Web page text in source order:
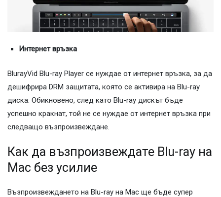
Интернет връзка
BlurayVid Blu-ray Player се нуждае от интернет връзка, за да
дешифрира DRM защитата, която се активира на Blu-ray
диска. Обикновено, след като Blu-ray дискът бъде
успешно кракнат, той не се нуждае от интернет връзка при
следващо възпроизвеждане.
Как да възпроизвеждате Blu-ray на
Mac без усилие
Възпроизвеждането на Blu-ray на Mac ще бъде супер